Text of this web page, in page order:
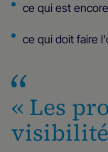
ce qui est
ce qui doit faire
« Les